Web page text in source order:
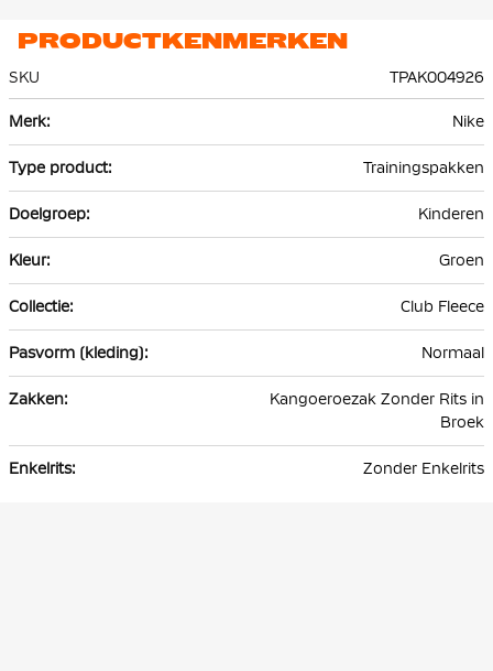
PRODUCTKENMERKEN
SKU
TPAK004926
informatie
Nike
Trainingspakken
Kinderen
Groen
Club Fleece
Normaal
Kangoeroezak Zonder Rits in
Broek
Zonder Enkelrits